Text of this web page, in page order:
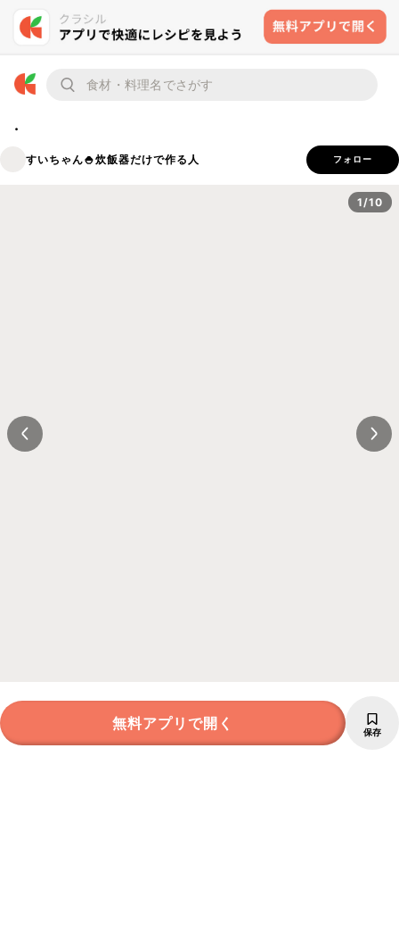
.
すいちゃん🍚炊飯器だけで作る人 フォロー
1/10
無料アプリで開く 保存